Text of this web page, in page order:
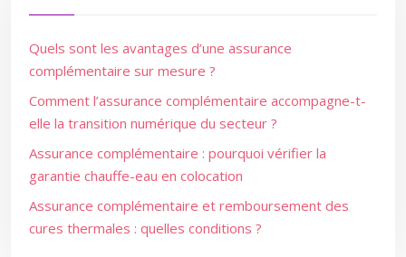
Quels sont les avantages d’une assurance
complémentaire sur mesure ?
Comment l’assurance complémentaire accompagne-t-
elle la transition numérique du secteur ?
Assurance complémentaire : pourquoi vérifier la
garantie chauffe-eau en colocation
Assurance complémentaire et remboursement des
cures thermales : quelles conditions ?